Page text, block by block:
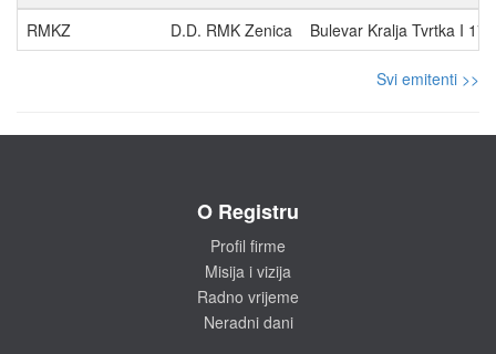
RMKZ
D.D. RMK Zenica Bulevar Kralja Tvrtka I
Svi emitenti >>
O Registru
Profil firme
Misija i vizija
Radno vrijeme
Neradni dani